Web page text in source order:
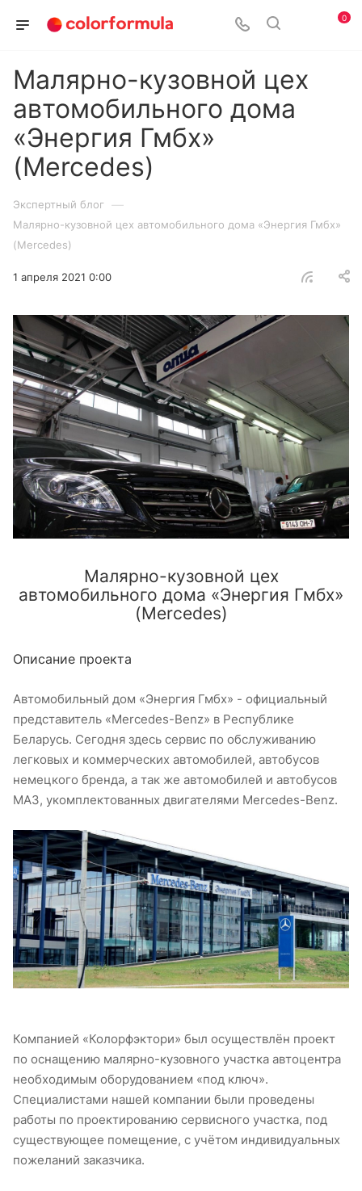
0
Малярно-кузовной цех
автомобильного дома
«Энергия Гмбх»
(Mercedes)
Экспертный блог —
Малярно-кузовной цех автомобильного дома «Энергия Гмбх»
(Mercedes)
1 апреля 2021 0:00
Малярно-кузовной цех
автомобильного дома «Энергия Гмбх»
(Mercedes)
Описание проекта
Автомобильный дом «Энергия Гмбх» - официальный
представитель «Mercedes-Benz» в Республике
Беларусь. Сегодня здесь сервис по обслуживанию
легковых и коммерческих автомобилей, автобусов
немецкого бренда, а так же автомобилей и автобусов
МАЗ, укомплектованных двигателями Mercedes-Benz.
Компанией «Колорфэктори» был осуществлён проект
по оснащению малярно-кузовного участка автоцентра
необходимым оборудованием «под ключ».
Специалистами нашей компании были проведены
работы по проектированию сервисного участка, под
существующее помещение, с учётом индивидуальных
пожеланий заказчика.